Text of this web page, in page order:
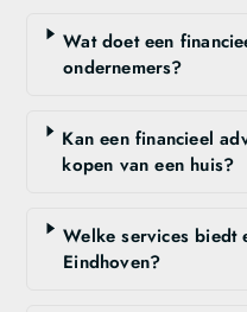
Wat doet een
ondernemers?
Kan een financieel
kopen van een huis?
Welke services biedt
Eindhoven?